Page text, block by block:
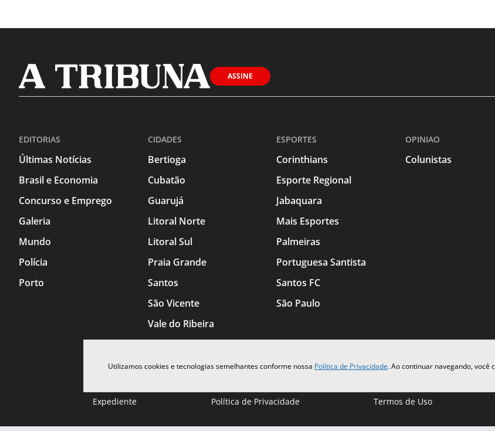
Utilizamos cookies e tecnologias semelhantes conforme nossa Política de Privacidade. Ao continuar navegando, você
ASSINE
EDITORIAS
Últimas Notícias
Brasil e Economia
Concurso e Emprego
Galeria
Mundo
Polícia
Porto
CIDADES
Bertioga
Cubatão
Guarujá
Litoral Norte
Litoral Sul
Praia Grande
Santos
São Vicente
Vale do Ribeira
ESPORTES
Corinthians
Esporte Regional
Jabaquara
Mais Esportes
Palmeiras
Portuguesa Santista
Santos FC
São Paulo
OPINIAO
Colunistas
Expediente Política de Privacidade Termos de Uso